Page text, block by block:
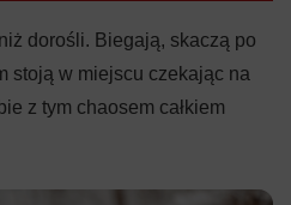
dorośli. Biegają, skaczą po
stoją w miejscu czekając na
z tym chaosem całkiem